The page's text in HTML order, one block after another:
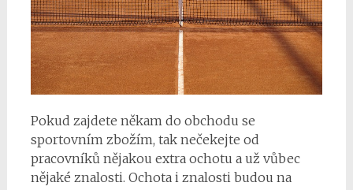
Pokud zajdete někam do obchodu se
sportovním zbožím, tak nečekejte od
pracovníků nějakou extra ochotu a už vůbec
nějaké znalosti. Ochota i znalosti budou na